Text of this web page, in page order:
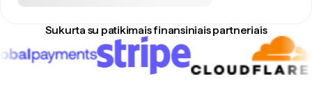
Sukurta su patikimais finansiniais partneriais